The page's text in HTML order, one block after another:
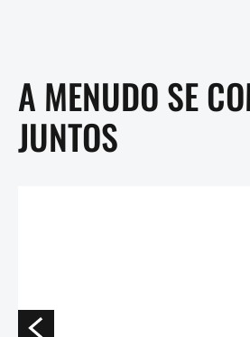
A MENUDO SE
JUNTOS